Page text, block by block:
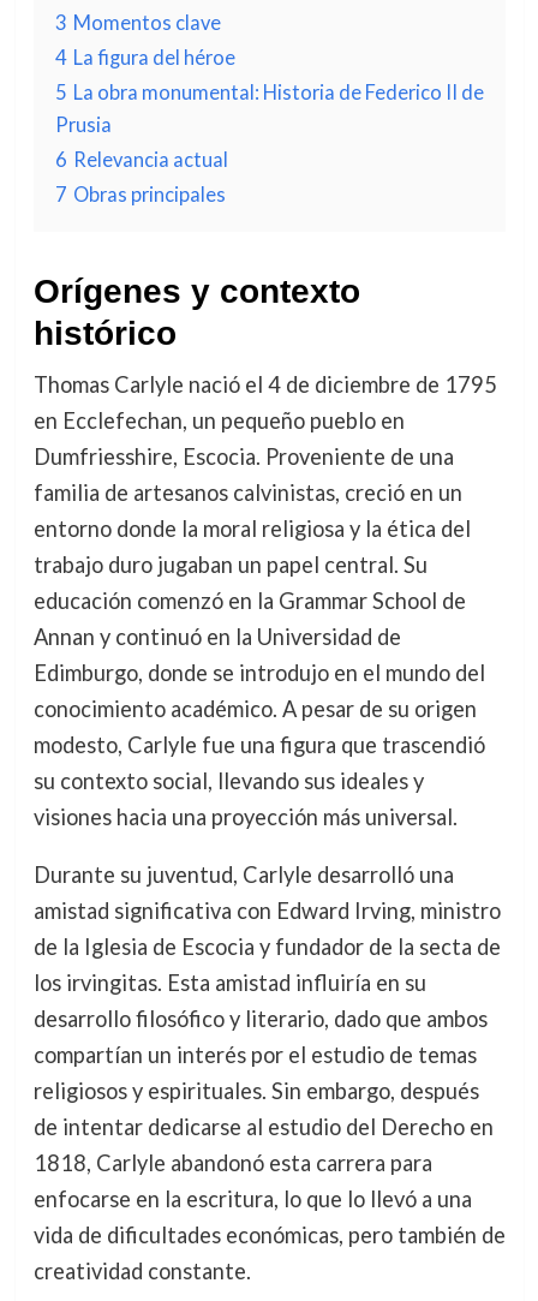
3 Momentos clave
4 La figura del héroe
5 La obra monumental: Historia de Federico II de
Prusia
6 Relevancia actual
7 Obras principales
Orígenes y contexto
histórico
Thomas Carlyle nació el 4 de diciembre de 1795
en Ecclefechan, un pequeño pueblo en
Dumfriesshire, Escocia. Proveniente de una
familia de artesanos calvinistas, creció en un
entorno donde la moral religiosa y la ética del
trabajo duro jugaban un papel central. Su
educación comenzó en la Grammar School de
Annan y continuó en la Universidad de
Edimburgo, donde se introdujo en el mundo del
conocimiento académico. A pesar de su origen
modesto, Carlyle fue una figura que trascendió
su contexto social, llevando sus ideales y
visiones hacia una proyección más universal.
Durante su juventud, Carlyle desarrolló una
amistad significativa con Edward Irving, ministro
de la Iglesia de Escocia y fundador de la secta de
los irvingitas. Esta amistad influiría en su
desarrollo filosófico y literario, dado que ambos
compartían un interés por el estudio de temas
religiosos y espirituales. Sin embargo, después
de intentar dedicarse al estudio del Derecho en
1818, Carlyle abandonó esta carrera para
enfocarse en la escritura, lo que lo llevó a una
vida de dificultades económicas, pero también de
creatividad constante.